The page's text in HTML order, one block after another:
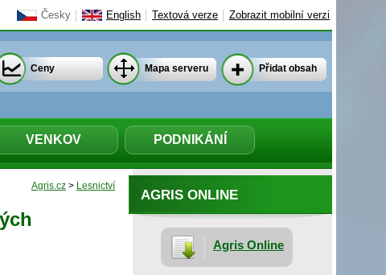
Česky English Textová verze Zobrazit mobilní verzi
VENKOV PODNIKÁNÍ
Ceny Mapa serveru Přidat obsah
Agris.cz > Lesnictví
AGRIS ONLINE
Agris Online